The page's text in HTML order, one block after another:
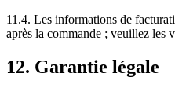
11.4. Les informations de
après la commande ; veuillez les
12. Garantie légale